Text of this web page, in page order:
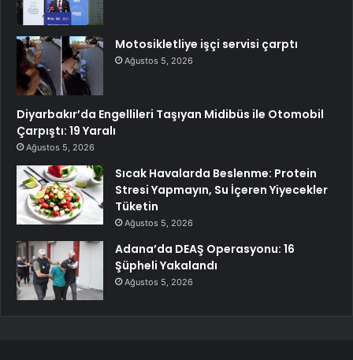
Motosikletliye işçi servisi çarptı
Ağustos 5, 2026
Diyarbakır’da Engellileri Taşıyan Midibüs ile Otomobil
Çarpıştı: 19 Yaralı
Ağustos 5, 2026
Sıcak Havalarda Beslenme: Protein
Stresi Yapmayın, Su İçeren Yiyecekler
Tüketin
Ağustos 5, 2026
Adana’da DEAŞ Operasyonu: 16
Şüpheli Yakalandı
Ağustos 5, 2026